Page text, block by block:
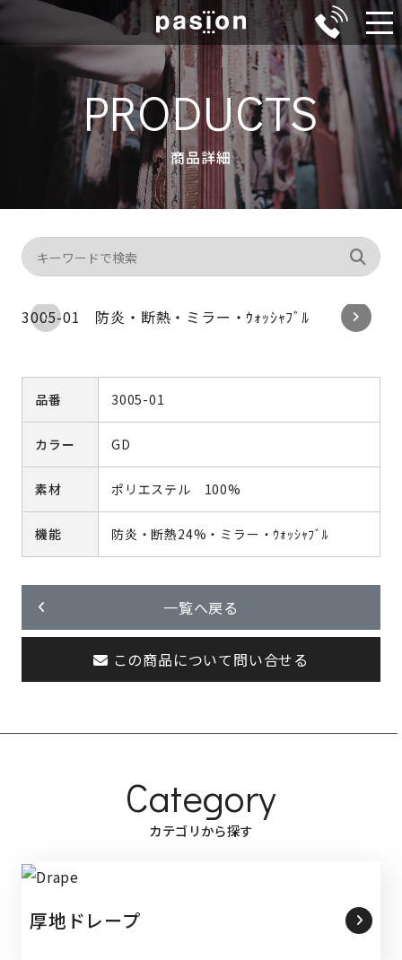
PRODUCTS
商品詳細
3005-01 防炎・断熱・ミラー・ｳｫｯｼｬﾌﾞﾙ
品番 3005-01
カラー GD
素材 ポリエステル 100%
機能 防炎・断熱24%・ミラー・ｳｫｯｼｬﾌﾞﾙ
一覧へ戻る
この商品について問い合せる
Category
カテゴリから探す
厚地ドレープ
メ
ニ
ュ
ー